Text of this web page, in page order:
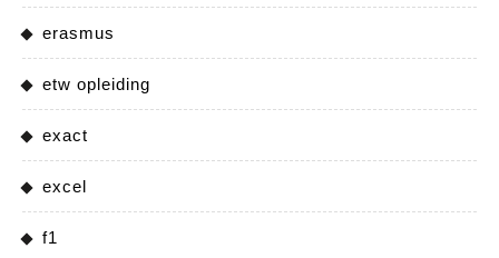
erasmus
etw opleiding
exact
excel
f1